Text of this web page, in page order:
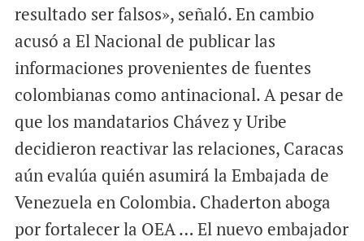
resultado ser falsos», señaló. En cambio
acusó a El Nacional de publicar las
informaciones provenientes de fuentes
colombianas como antinacional. A pesar de
que los mandatarios Chávez y Uribe
decidieron reactivar las relaciones, Caracas
aún evalúa quién asumirá la Embajada de
Venezuela en Colombia. Chaderton aboga
por fortalecer la OEA … El nuevo embajador